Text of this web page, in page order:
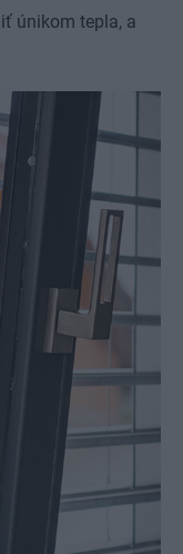
únikom tepla, a